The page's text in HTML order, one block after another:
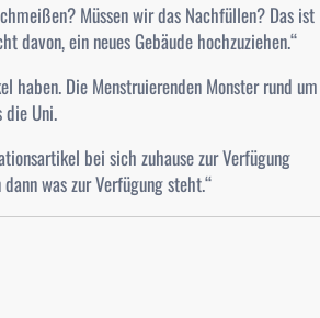
Müssen wir das Nachfüllen? Das ist
davon, ein neues Gebäude hochzuziehen.“
haben. Die Menstruierenden Monster rund um
die Uni.
bei sich zuhause zur Verfügung
was zur Verfügung steht.“